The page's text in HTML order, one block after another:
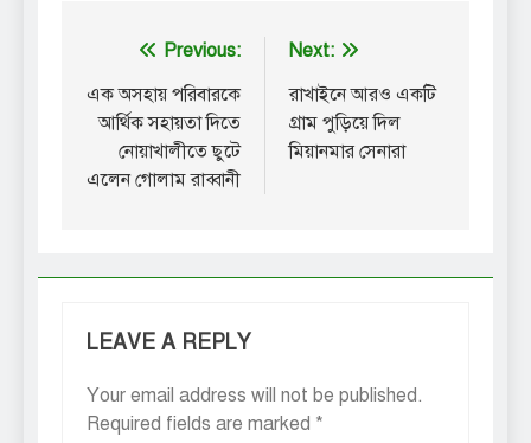
Post
navigation
Previous:
এক অসহায় পরিবারকে
আর্থিক সহায়তা দিতে
নোয়াখালীতে ছুটে
এলেন গোলাম রাব্বানী
Next:
রাখাইনে আরও একটি
গ্রাম পুড়িয়ে দিল
মিয়ানমার সেনারা
LEAVE A REPLY
Your email address will not be published.
Required fields are marked *